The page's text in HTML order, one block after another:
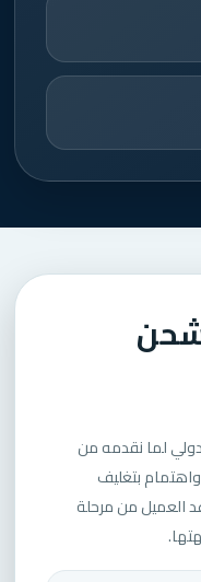
لما نقدمه من
بتغليف
العميل من مرحلة